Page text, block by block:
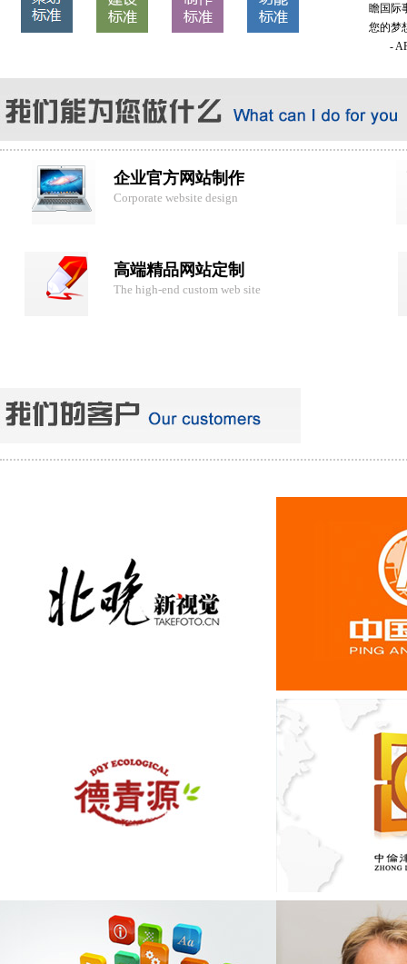
瞻国际
您的梦
-
企业官方网站制作
Corporate website design
高端精品网站定制
The high-end custom web site